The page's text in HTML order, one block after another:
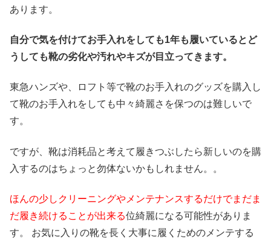
あります。
自分で気を付けてお手入れをしても1年も履いているとど
うしても靴の劣化や汚れやキズが目立ってきます。
東急ハンズや、ロフト等で靴のお手入れのグッズを購入し
て靴のお手入れをしても中々綺麗さを保つのは難しいで
す。
ですが、靴は消耗品と考えて履きつぶしたら新しいのを購
入するのはちょっと勿体ないかもしれません。。
ほんの少しクリーニングやメンテナンスするだけでまだま
だ履き続けることが出来る位綺麗になる可能性がありま
す。 お気に入りの靴を長く大事に履くためのメンテする